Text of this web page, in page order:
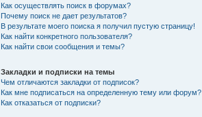
Как осуществлять поиск в форумах?
Почему поиск не дает результатов?
В результате моего поиска я получил пустую страницу!
Как найти конкретного пользователя?
Как найти свои сообщения и темы?
Закладки и подписки на темы
Чем отличаются закладки от подписок?
Как мне подписаться на определенную тему или форум?
Как отказаться от подписки?